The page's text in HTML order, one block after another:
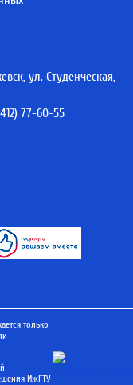
ул. Студенческая,
77-60-55
только
ИжГТУ